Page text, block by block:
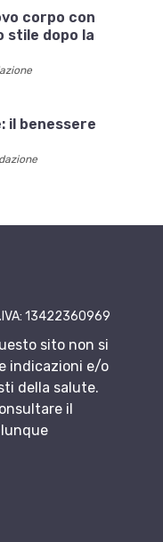
corpo con
stile dopo la
il benessere
13422360969
sito non si
indicazioni e/o
della salute.
il